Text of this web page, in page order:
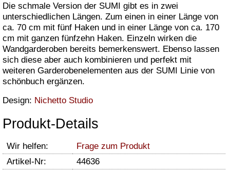
Die schmale Version der SUMI gibt es in zwei
unterschiedlichen Längen. Zum einen in einer Länge von
ca. 70 cm mit fünf Haken und in einer Länge von ca. 170
cm mit ganzen fünfzehn Haken. Einzeln wirken die
Wandgarderoben bereits bemerkenswert. Ebenso lassen
sich diese aber auch kombinieren und perfekt mit
weiteren Garderobenelementen aus der SUMI Linie von
schönbuch ergänzen.
Design: Nichetto Studio
Produkt-Details
Wir helfen:
Frage zum Produkt
Artikel-Nr:
44636